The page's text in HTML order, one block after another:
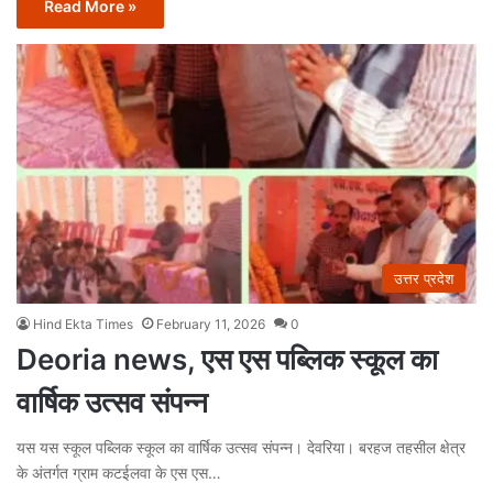
Read More »
उत्तर प्रदेश
Hind Ekta Times February 11, 2026 0
Deoria news, एस एस पब्लिक स्कूल का
वार्षिक उत्सव संपन्न
यस यस स्कूल पब्लिक स्कूल का वार्षिक उत्सव संपन्न। देवरिया। बरहज तहसील क्षेत्र
के अंतर्गत ग्राम कटईलवा के एस एस…